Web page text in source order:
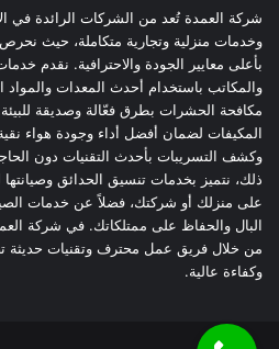
شركة العمدة تُعد من الشركات الرائدة في
وخدمات منزلية وتجارية متكاملة، حيث نحرص
بأعلى معايير الجودة والاحترافية. نقدم
والمكاتب باستخدام أحدث المعدات والمواد
مكافحة الحشرات بطرق فعّالة وصديقة
المكيفات لضمان أفضل أداء وجودة هواء
وكشف التسريبات بأحدث التقنيات دون
ذلك، نتميز بخدمات تنسيق الحدائق
على منزلك أو شركتك، فضلاً عن خدمات
البال والحفاظ على ممتلكاتك. في شركة
من خلال فريق عمل محترف وتقنيات حديثة
وكفاءة عالية.